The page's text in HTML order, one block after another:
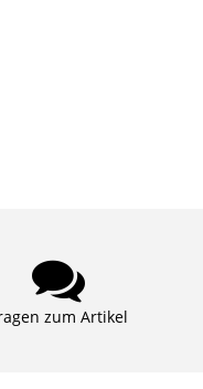
zum Artikel